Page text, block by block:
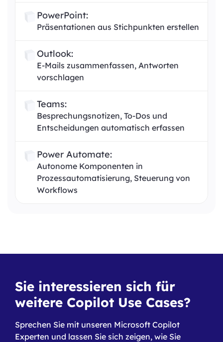
PowerPoint:
Präsentationen aus Stichpunkten erstellen
Outlook:
E-Mails zusammenfassen, Antworten
vorschlagen
Teams:
Besprechungsnotizen, To-Dos und
Entscheidungen automatisch erfassen
Power Automate:
Autonome Komponenten in
Prozessautomatisierung, Steuerung von
Workflows
Sie interessieren sich für
weitere Copilot Use Cases?
Sprechen Sie mit unseren Microsoft Copilot
Experten und lassen Sie sich zeigen, wie Sie